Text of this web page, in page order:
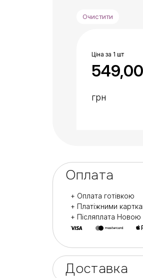
зоною 100/180 гріт.
180 гріт
– для
Призначена для
Зроблені з
Пилочки можна
Очистити
Ціна за 1 шт
549,00
грн
Оплата
+ Оплата готівкою
+ Платіжними
+ Післяплата
Доставка